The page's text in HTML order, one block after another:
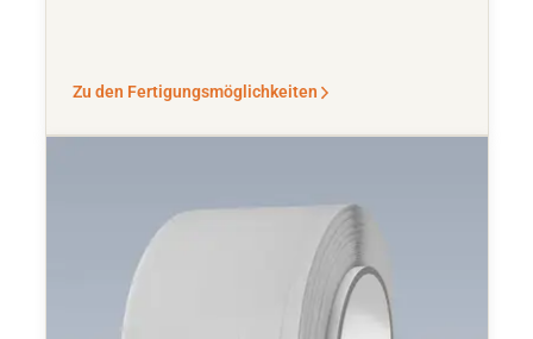
Zu den Fertigungsmöglichkeiten